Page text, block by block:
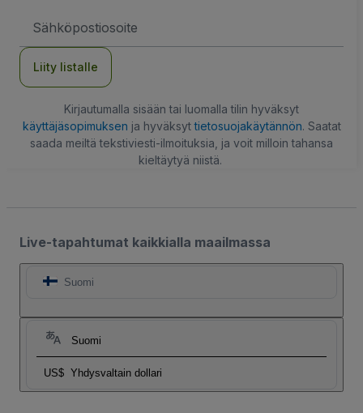
Liity listalle
Kirjautumalla sisään tai luomalla tilin hyväksyt
käyttäjäsopimuksen ja hyväksyttietosuojakäytännön. Saatat
saada meiltä tekstiviesti-ilmoituksia, ja voit milloin tahansa
kieltäytyä niistä.
Live-tapahtumat kaikkialla maailmassa
Suomi
Suomi
US$ Yhdysvaltain dollari